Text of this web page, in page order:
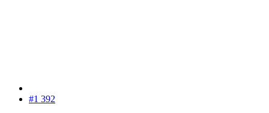
#1 392